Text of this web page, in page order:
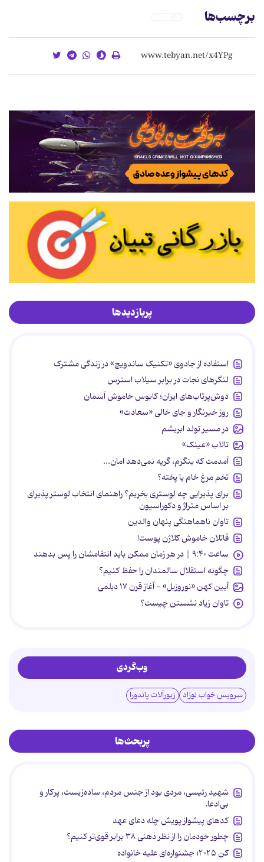
برچسب‌ها
پربازدیدها
استفاده از جادوی «تکنیک ساندویچ» در زندگی مشترک
لنگرهای نجات در برابر سیلاب استرس
دوش‌پرتاب‌های ایران؛ کابوس خاموش آسمان
روز خبرنگار و جای خالی «سعادت»
در مسیر تولد ابریشم
تالاب «عینک»
آمدمت که بنگرم، گریه نمی‌دهد امان...
تخم مرغ خام یا پخته؟
برای پذیرایی چه لوستری بخریم؟ راهنمای انتخاب لوستر پذیرای
بر اساس متراژ و دکوراسیون
تاوان ناهماهنگی پنهان والدین
قاتلان خاموش کلاژن پوست!
ساعت ۹:۴۰ | در هر زمان ممکن باید انتقامشان را پس بدهند
چگونه استقلال سالمندان را حفظ کنیم؟
آیین کهن «نوروزبل» - آغاز قرن ۱۷ دیلمی
تاوان زیاد نشستن چیست؟
وب‌گردی
سرویس خواب نوزاد زیورآلات پاندورا
پربحث‌ها
شهید رئیسی، مردی بود از جنس مردم، ساده‌زیست، پرکار و
بی‌ادعا.
کدهای پیشواز پویش چله دعای عهد
چطور خودمان را از نظر ذهنی ۳۸ برابر قوی‌تر کنیم؟
کن ۲۰۲۵؛ جشنواره‌ای علیه خانواده